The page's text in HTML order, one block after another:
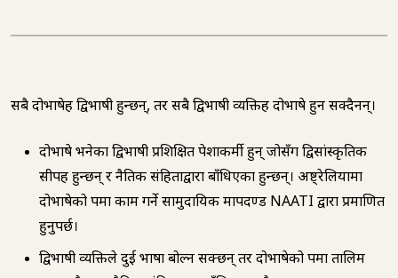
सबै दोभाषेहरू द्विभाषी हुन्छन्, तर सबै द्विभाषी व्यक्तिहरू दोभाषे हुन सक्दैनन्।
दोभाषे भनेका द्विभाषी प्रशिक्षित पेशाकर्मी हुन् जोसँग द्विसांस्कृतिक
सीपहरू हुन्छन् र नैतिक संहिताद्वारा बाँधिएका हुन्छन्। अष्ट्रेलियामा
दोभाषेको रूपमा काम गर्ने सामुदायिक मापदण्ड NAATI द्वारा प्रमाणित
हुनुपर्छ।
द्विभाषी व्यक्तिले दुई भाषा बोल्न सक्छन् तर दोभाषेको रूपमा तालिम